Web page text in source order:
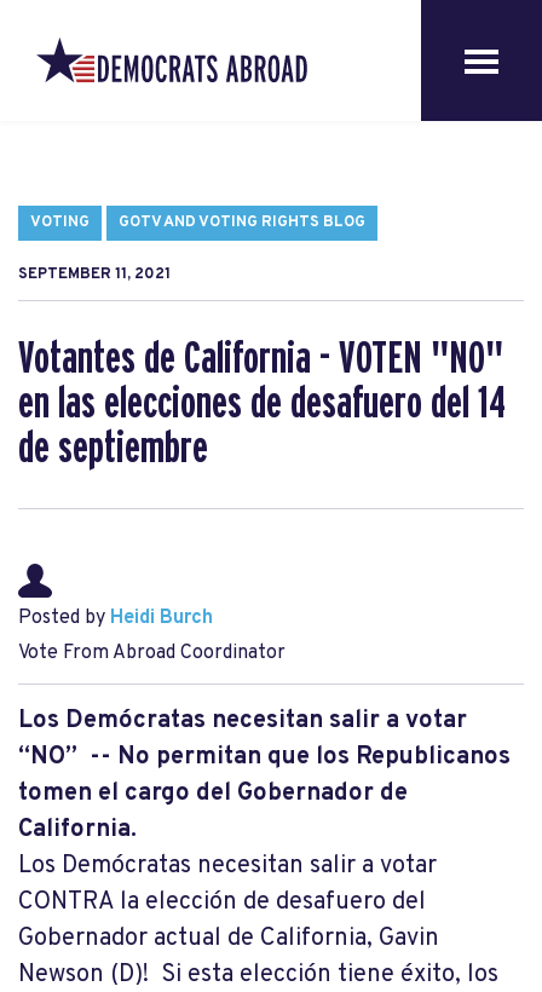
VOTING GOTV AND VOTING RIGHTS BLOG
SEPTEMBER 11, 2021
Votantes de California - VOTEN "NO"
en las elecciones de desafuero del 14
de septiembre
Posted by Heidi Burch
Vote From Abroad Coordinator
Los Demócratas necesitan salir a votar
“NO” -- No permitan que los Republicanos
tomen el cargo del Gobernador de
California.
Los Demócratas necesitan salir a votar
CONTRA la elección de desafuero del
Gobernador actual de California, Gavin
Newson (D)! Si esta elección tiene éxito, los